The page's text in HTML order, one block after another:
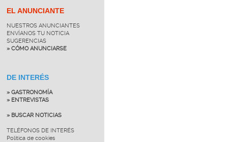
EL ANUNCIANTE
NUESTROS ANUNCIANTES
ENVÍANOS TU NOTICIA
SUGERENCIAS
» CÓMO ANUNCIARSE
DE INTERÉS
» GASTRONOMÍA
» ENTREVISTAS
» BUSCAR NOTICIAS
TELÉFONOS DE INTERÉS
Política de cookies